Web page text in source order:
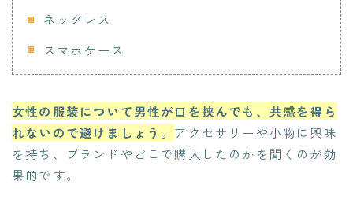
ネックレス
スマホケース
女性の服装について男性が口を挟んでも、共感を得ら
れないので避けましょう。 アクセサリーや小物に興味
を持ち、ブランドやどこで購入したのかを聞くのが効
果的です。